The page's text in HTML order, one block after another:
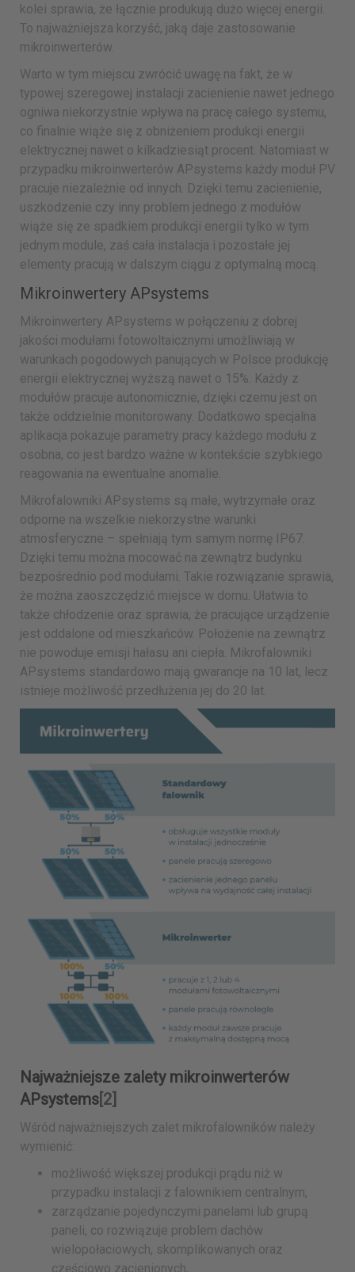
kolei sprawia, że łącznie produkują dużo więcej energii.
To najważniejsza korzyść, jaką daje zastosowanie
mikroinwerterów.
Warto w tym miejscu zwrócić uwagę na fakt, że w
typowej szeregowej instalacji zacienienie nawet jednego
ogniwa niekorzystnie wpływa na pracę całego systemu,
co finalnie wiąże się z obniżeniem produkcji energii
elektrycznej nawet o kilkadziesiąt procent. Natomiast w
przypadku mikroinwerterów APsystems każdy moduł PV
pracuje niezależnie od innych. Dzięki temu zacienienie,
uszkodzenie czy inny problem jednego z modułów
wiąże się ze spadkiem produkcji energii tylko w tym
jednym module, zaś cała instalacja i pozostałe jej
elementy pracują w dalszym ciągu z optymalną mocą.
Mikroinwertery APsystems
Mikroinwertery APsystems w połączeniu z dobrej
jakości modułami fotowoltaicznymi umożliwiają w
warunkach pogodowych panujących w Polsce produkcję
energii elektrycznej wyższą nawet o 15%. Każdy z
modułów pracuje autonomicznie, dzięki czemu jest on
także oddzielnie monitorowany. Dodatkowo specjalna
aplikacja pokazuje parametry pracy każdego modułu z
osobna, co jest bardzo ważne w kontekście szybkiego
reagowania na ewentualne anomalie.
Mikrofalowniki APsystems są małe, wytrzymałe oraz
odporne na wszelkie niekorzystne warunki
atmosferyczne – spełniają tym samym normę IP67.
Dzięki temu można mocować na zewnątrz budynku
bezpośrednio pod modułami. Takie rozwiązanie sprawia,
że można zaoszczędzić miejsce w domu. Ułatwia to
także chłodzenie oraz sprawia, że pracujące urządzenie
jest oddalone od mieszkańców. Położenie na zewnątrz
nie powoduje emisji hałasu ani ciepła. Mikrofalowniki
APsystems standardowo mają gwarancje na 10 lat, lecz
istnieje możliwość przedłużenia jej do 20 lat.
Najważniejsze zalety mikroinwerterów
APsystems[2]
Wśród najważniejszych zalet mikrofalowników należy
wymienić:
możliwość większej produkcji prądu niż w
przypadku instalacji z falownikiem centralnym,
zarządzanie pojedynczymi panelami lub grupą
paneli, co rozwiązuje problem dachów
wielopołaciowych, skomplikowanych oraz
częściowo zacienionych,